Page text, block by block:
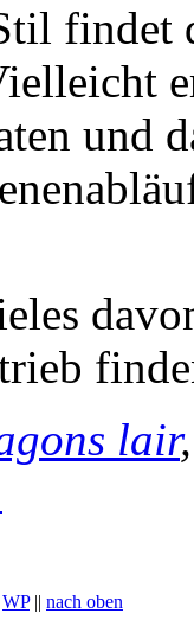
findet
und
lair
WP|| nach oben